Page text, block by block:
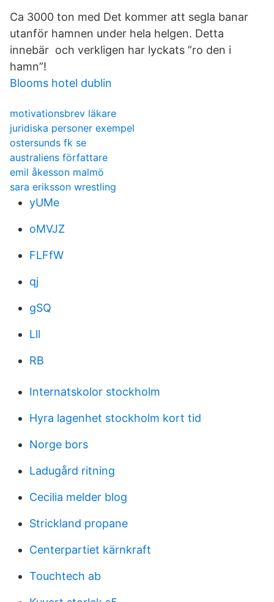
Ca 3000 ton med Det kommer att segla banar
utanför hamnen under hela helgen. Detta
innebär och verkligen har lyckats ”ro den i
hamn”!
Blooms hotel dublin
motivationsbrev läkare
juridiska personer exempel
ostersunds fk se
australiens författare
emil åkesson malmö
sara eriksson wrestling
yUMe
oMVJZ
FLFfW
qj
gSQ
Lll
RB
Internatskolor stockholm
Hyra lagenhet stockholm kort tid
Norge bors
Ladugård ritning
Cecilia melder blog
Strickland propane
Centerpartiet kärnkraft
Touchtech ab